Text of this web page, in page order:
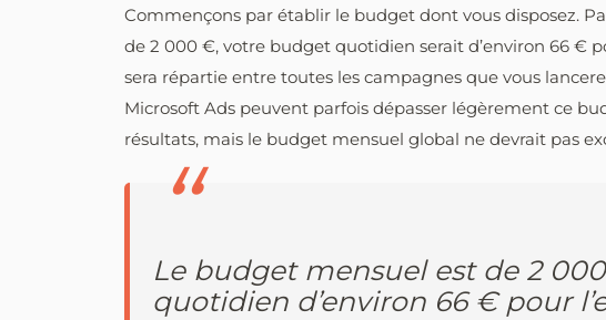
Commençons par établir le budget dont vous disposez.
de 2 000 €, votre budget quotidien serait d’environ 66 €
sera répartie entre toutes les campagnes que vous
Microsoft Ads peuvent parfois dépasser légèrement ce
résultats, mais le budget mensuel global ne devrait pas
Le budget mensuel est de 2
quotidien d’environ 66 € pour